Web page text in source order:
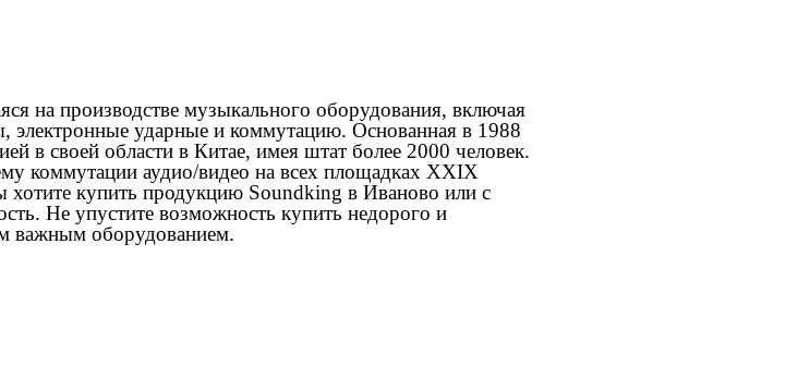
на производстве музыкального оборудования, включая
электронные ударные и коммутацию. Основанная в 1988
в своей области в Китае, имея штат более 2000 человек.
коммутации аудио/видео на всех площадках XXIX
купить продукцию Soundking в Иваново или с
Не упустите возможность купить недорого и
важным оборудованием.